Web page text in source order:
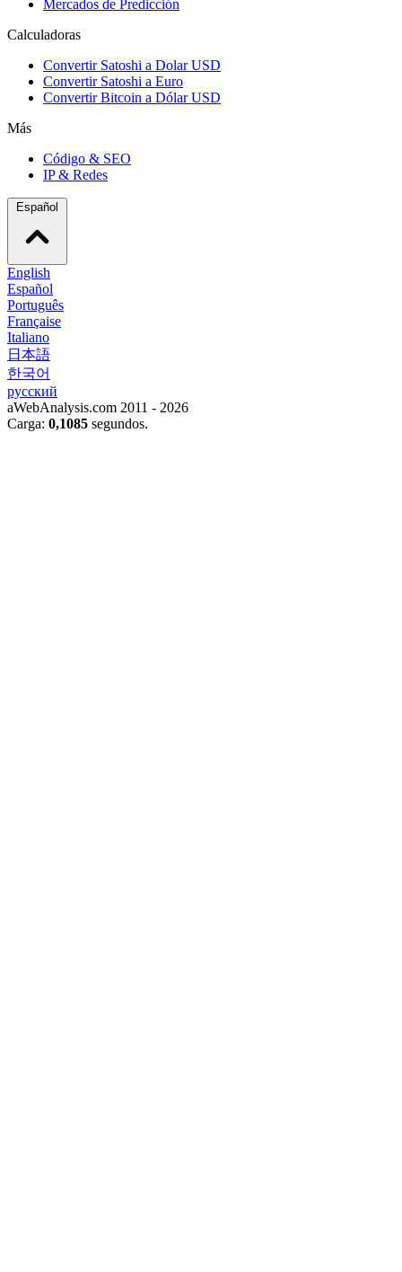
Mercados de Predicción
Calculadoras
Convertir Satoshi a Dolar USD
Convertir Satoshi a Euro
Convertir Bitcoin a Dólar USD
Más
Código & SEO
IP & Redes
English
Español
Português
Française
Italiano
日本語
한국어
русский
aWebAnalysis.com 2011 - 2026
Carga: 0,1085 segundos.